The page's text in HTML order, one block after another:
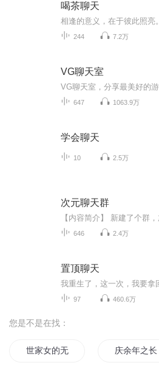
喝茶聊天
相逢的意义，在于彼此照亮。
244 7.2万
VG聊天室
VG聊天室，分享最美好的游
647 1063.9万
学会聊天
10 2.5万
次元聊天群
646 2.4万
置顶聊天
我重生了，这一次，我要拿
97 460.6万
您是不是在找：
世家女的无聊生活 庆余年之长